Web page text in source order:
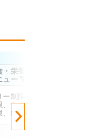
栄養調整
ュー
ー制限、塩
たんぱく
糖質制限